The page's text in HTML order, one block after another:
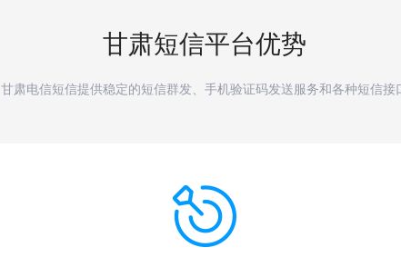
甘肃短信平台优势
甘肃电信短信提供稳定的短信群发、手机验证码发送服务和各种短信接